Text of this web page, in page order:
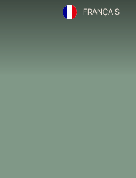
FRANÇAIS